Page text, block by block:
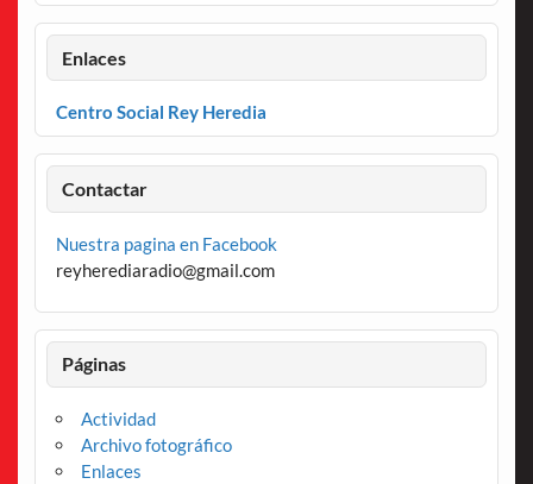
Enlaces
Centro Social Rey Heredia
Contactar
Nuestra pagina en Facebook
reyherediaradio@gmail.com
Páginas
Actividad
Archivo fotográfico
Enlaces